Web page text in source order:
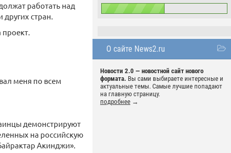
О сайте News2.ru
Новости 2.0 — новостной сайт нового
формата. Вы сами выбираете интересные и
актуальные темы. Самые лучшие попадают
на главную страницу.
подробнее →
работать над
стран.
проект.
меня по всем
демонстрируют
на российскую
Акинджи».